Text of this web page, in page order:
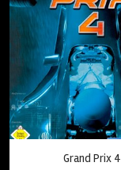
Grand Prix 4